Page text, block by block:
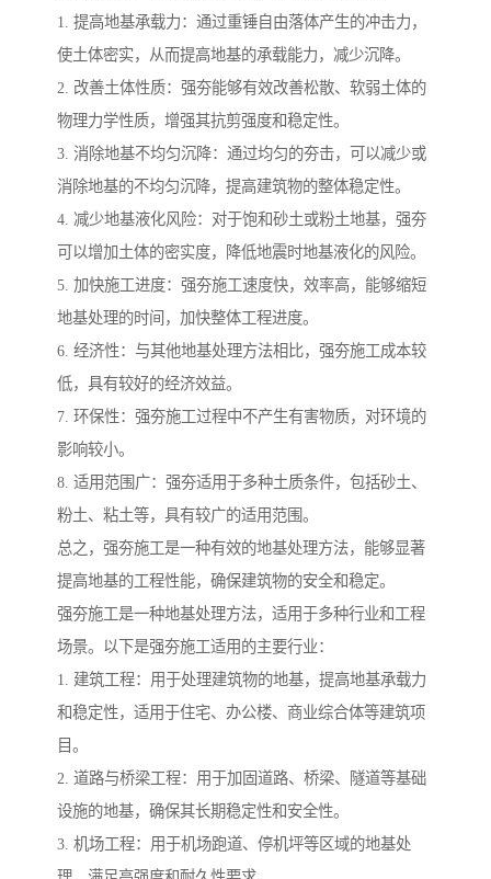
1. 提高地基承载力：通过重锤自由落体产生的冲击力，
使土体密实，从而提高地基的承载能力，减少沉降。
2. 改善土体性质：强夯能够有效改善松散、软弱土体的
物理力学性质，增强其抗剪强度和稳定性。
3. 消除地基不均匀沉降：通过均匀的夯击，可以减少或
消除地基的不均匀沉降，提高建筑物的整体稳定性。
4. 减少地基液化风险：对于饱和砂土或粉土地基，强夯
可以增加土体的密实度，降低地震时地基液化的风险。
5. 加快施工进度：强夯施工速度快，效率高，能够缩短
地基处理的时间，加快整体工程进度。
6. 经济性：与其他地基处理方法相比，强夯施工成本较
低，具有较好的经济效益。
7. 环保性：强夯施工过程中不产生有害物质，对环境的
影响较小。
8. 适用范围广：强夯适用于多种土质条件，包括砂土、
粉土、粘土等，具有较广的适用范围。
总之，强夯施工是一种有效的地基处理方法，能够显著
提高地基的工程性能，确保建筑物的安全和稳定。
强夯施工是一种地基处理方法，适用于多种行业和工程
场景。以下是强夯施工适用的主要行业：
1. 建筑工程：用于处理建筑物的地基，提高地基承载力
和稳定性，适用于住宅、办公楼、商业综合体等建筑项
目。
2. 道路与桥梁工程：用于加固道路、桥梁、隧道等基础
设施的地基，确保其长期稳定性和安全性。
3. 机场工程：用于机场跑道、停机坪等区域的地基处